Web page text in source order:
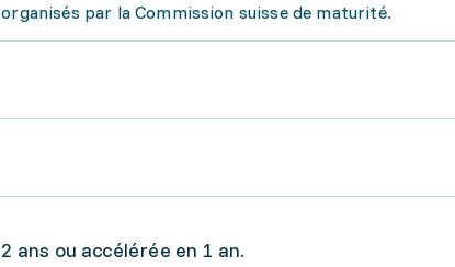
par la Commission suisse de maturité.
ans ou accélérée en 1 an.